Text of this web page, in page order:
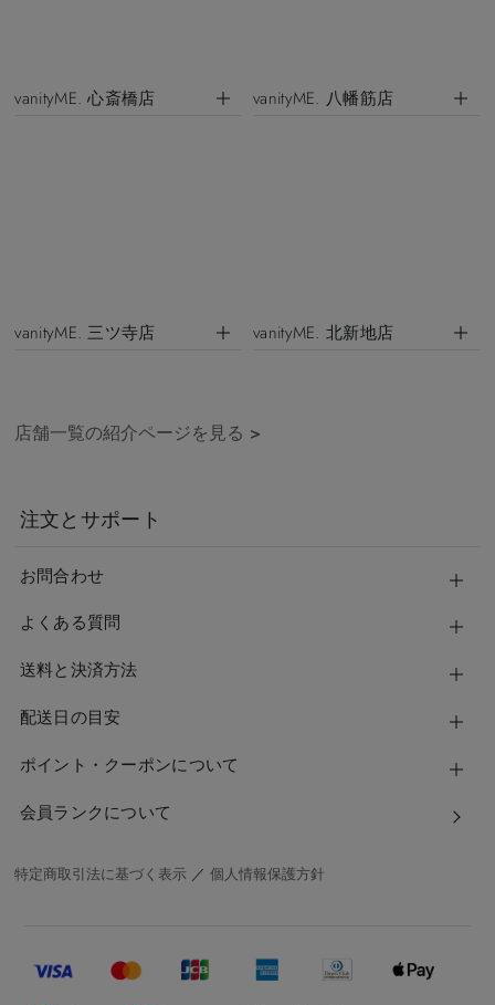
vanityME. 心斎橋店 vanityME. 八幡筋店
vanityME. 三ツ寺店 vanityME. 北新地店
店舗一覧の紹介ページを見る >
注文とサポート
お問合わせ
よくある質問
送料と決済方法
配送日の目安
ポイント・クーポンについて
会員ランクについて
特定商取引法に基づく表示 ／個人情報保護方針